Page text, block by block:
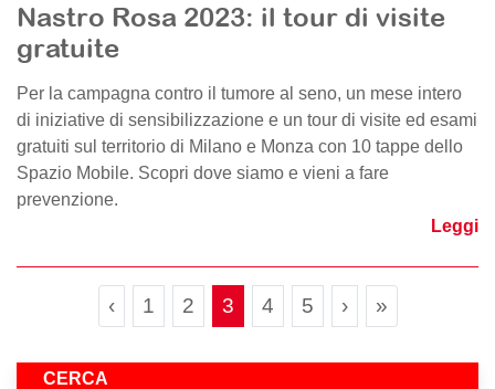
Nastro Rosa 2023: il tour di visite
gratuite
Per la campagna contro il tumore al seno, un mese intero
di iniziative di sensibilizzazione e un tour di visite ed esami
gratuiti sul territorio di Milano e Monza con 10 tappe dello
Spazio Mobile. Scopri dove siamo e vieni a fare
prevenzione.
Leggi
Page navigation
‹ Page
1 Page
2 Current Page
3 Page
4 Page
5 › »
CERCA